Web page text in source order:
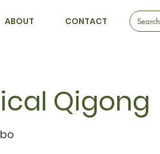
ABOUT CONTACT
Qigong